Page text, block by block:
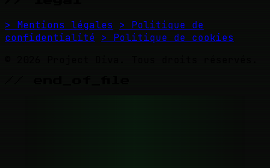
> Mentions légales
> Politique de
confidentialité > Politique de cookies